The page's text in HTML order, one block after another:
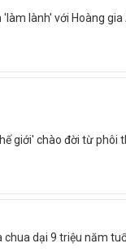
lành' với Hoàng gia
giới' chào đời từ phôi
chua dại 9 triệu năm